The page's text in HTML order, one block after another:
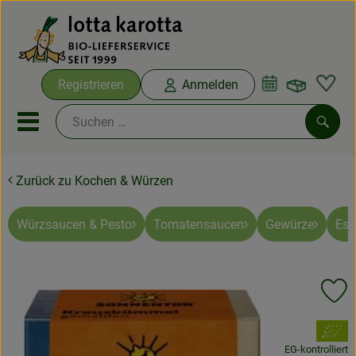
Registrieren Anmelden
Mobiles Menu öffnen oder
Ökokisten
Bio-Kochboxen
Ökokisten
Zurück zu Kochen & Würzen
Würzsaucen & Pesto Tomatensaucen Gewürze
, Verband:
EG-kontrolliert